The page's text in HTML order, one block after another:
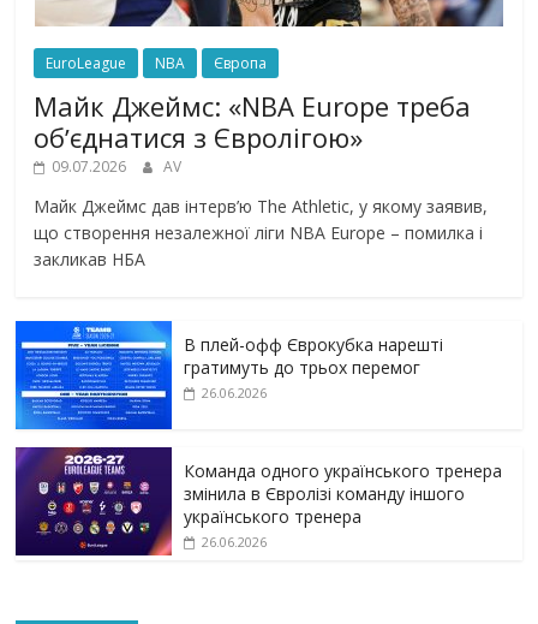
EuroLeague NBA Європа
Майк Джеймс: «NBA Europe треба
обʼєднатися з Євролігою»
09.07.2026 AV
Майк Джеймс дав інтерв’ю The Athletic, у якому заявив,
що створення незалежної ліги NBA Europe – помилка і
закликав НБА
В плей-офф Єврокубка нарешті
гратимуть до трьох перемог
26.06.2026
Команда одного українського тренера
змінила в Євролізі команду іншого
українського тренера
26.06.2026